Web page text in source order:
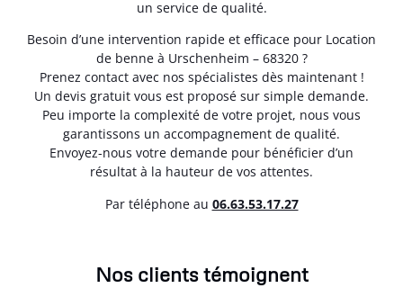
un service de qualité.
Besoin d’une intervention rapide et efficace pour Location
de benne à Urschenheim – 68320 ?
Prenez contact avec nos spécialistes dès maintenant !
Un devis gratuit vous est proposé sur simple demande.
Peu importe la complexité de votre projet, nous vous
garantissons un accompagnement de qualité.
Envoyez-nous votre demande pour bénéficier d’un
résultat à la hauteur de vos attentes.
Par téléphone au 06.63.53.17.27
Nos clients témoignent